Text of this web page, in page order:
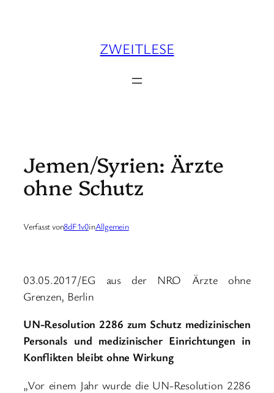
ZWEITLESE
Jemen/Syrien: Ärzte
ohne Schutz
Verfasst von8dF1v0inAllgemein
03.05.2017/EG aus der NRO Ärzte ohne
Grenzen, Berlin
UN-Resolution 2286 zum Schutz medizinischen
Personals und medizinischer Einrichtungen in
Konflikten bleibt ohne Wirkung
„Vor einem Jahr wurde die UN-Resolution 2286